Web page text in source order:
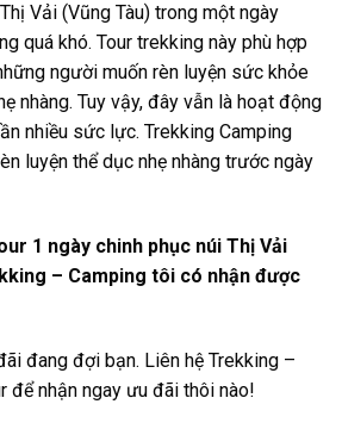
Vải (Vũng Tàu) trong một ngày
quá khó. Tour trekking này phù hợp
người muốn rèn luyện sức khỏe
nhàng. Tuy vậy, đây vẫn là hoạt động
nhiều sức lực. Trekking Camping
luyện thể dục nhẹ nhàng trước ngày
1 ngày chinh phục núi Thị Vải
– Camping tôi có nhận được
đang đợi bạn. Liên hệ Trekking –
để nhận ngay ưu đãi thôi nào!